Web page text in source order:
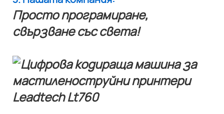
Просто програмиране,
свързване със света!